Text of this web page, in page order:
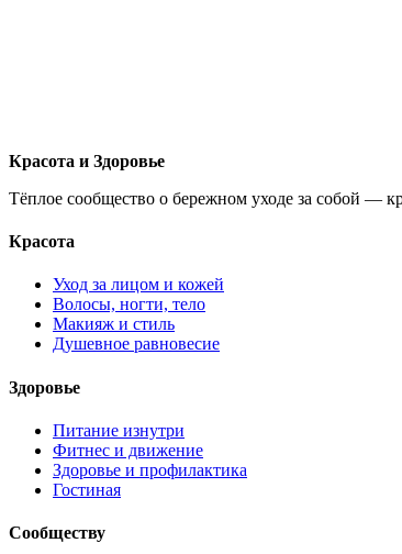
Красота и Здоровье
Тёплое сообщество о бережном уходе за собой —
Красота
Уход за лицом и кожей
Волосы, ногти, тело
Макияж и стиль
Душевное равновесие
Здоровье
Питание изнутри
Фитнес и движение
Здоровье и профилактика
Гостиная
Сообществу